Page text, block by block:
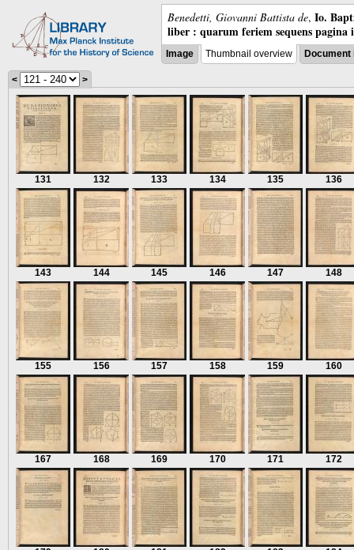
Benedetti, Giovanni Battista de, Io.
liber : quarum feriem sequens pagina
Image Thumbnail overview
< >
131 132 133 134 135 136
143 144 145 146 147 148
155 156 157 158 159 160
167 168 169 170 171 172